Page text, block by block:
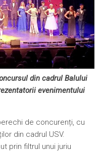
din cadrul Balului
evenimentului
de concurenți, cu
din cadrul USV.
prin filtrul unui juriu